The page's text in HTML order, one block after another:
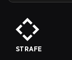
STRAFE